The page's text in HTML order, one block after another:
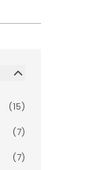
(15)
(7)
(7)